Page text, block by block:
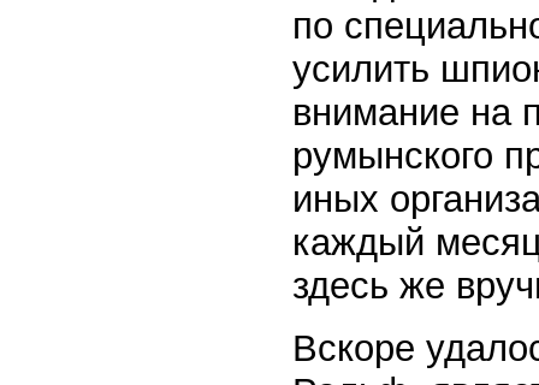
по
усилить
внимание на
румынского
иных
каждый
здесь же
Вскоре